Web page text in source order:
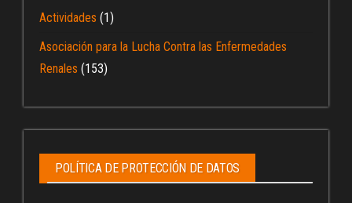
Actividades (1)
Asociación para la Lucha Contra las Enfermedades
Renales (153)
POLÍTICA DE PROTECCIÓN DE DATOS